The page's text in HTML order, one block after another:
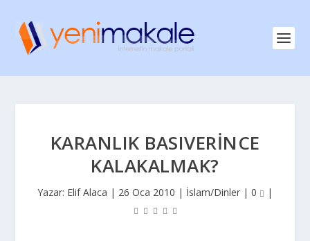
KARANLIK BASIVERINCE
KALAKALMAK?
Yazar: Elif Alaca | 26 Oca 2010 | İslam/Dinler | 0 |